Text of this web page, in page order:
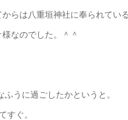
らは八重垣神社に奉られてい
なのでした。＾＾
うに過ごしたかというと。
すぐ。